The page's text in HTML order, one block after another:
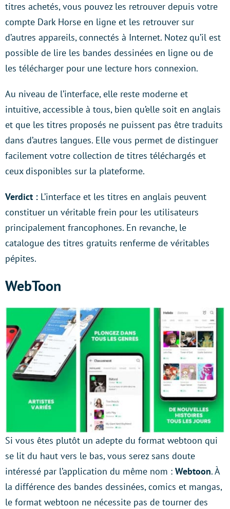
titres achetés, vous pouvez les retrouver depuis votre
compte Dark Horse en ligne et les retrouver sur
d’autres appareils, connectés à Internet. Notez qu’il est
possible de lire les bandes dessinées en ligne ou de
les télécharger pour une lecture hors connexion.
Au niveau de l’interface, elle reste moderne et
intuitive, accessible à tous, bien qu’elle soit en anglais
et que les titres proposés ne puissent pas être traduits
dans d’autres langues. Elle vous permet de distinguer
facilement votre collection de titres téléchargés et
ceux disponibles sur la plateforme.
Verdict : L’interface et les titres en anglais peuvent
constituer un véritable frein pour les utilisateurs
principalement francophones. En revanche, le
catalogue des titres gratuits renferme de véritables
pépites.
WebToon
Si vous êtes plutôt un adepte du format webtoon qui
se lit du haut vers le bas, vous serez sans doute
intéressé par l’application du même nom : Webtoon. À
la différence des bandes dessinées, comics et mangas,
le format webtoon ne nécessite pas de tourner des